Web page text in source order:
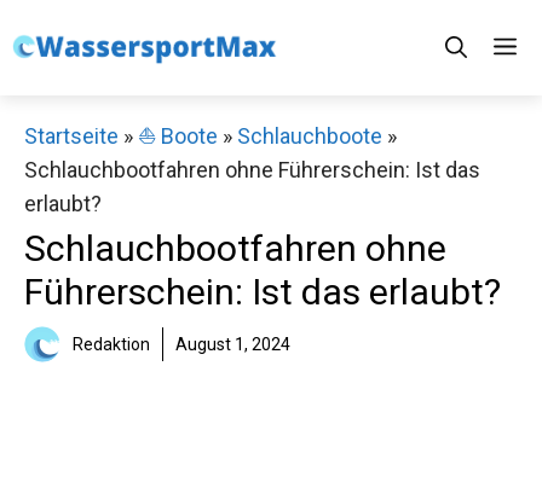
Inhalt
Startseite » ⛵️ Boote » Schlauchboote »
Schlauchbootfahren ohne Führerschein: Ist das
erlaubt?
Schlauchbootfahren ohne
Führerschein: Ist das erlaubt?
Redaktion August 1, 2024